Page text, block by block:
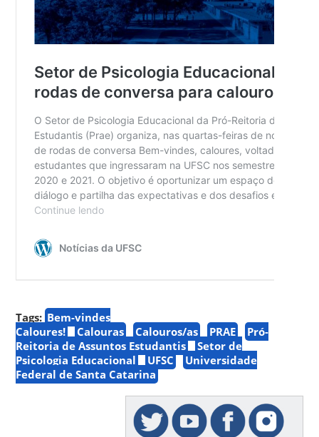
Tags: Bem-vindes
Caloures!
Calouras Calouros/as PRAE
Pró-
Reitoria de Assuntos Estudantis
Setor de
Psicologia Educacional
UFSC
Universidade
Federal de Santa Catarina